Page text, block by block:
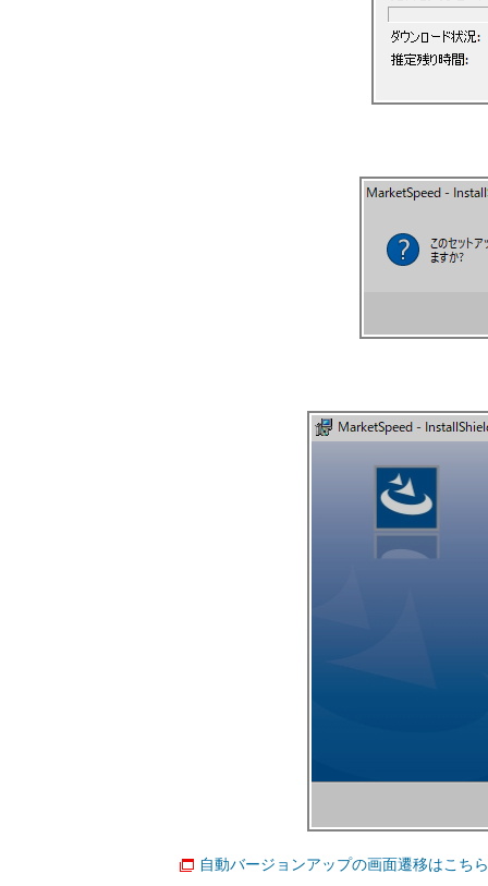
自動バージョンアップの画面遷移はこち